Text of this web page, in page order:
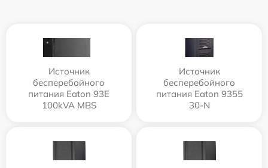
Источник
бесперебойного
питания Eaton 93E
100kVA MBS
Источник
бесперебойного
питания Eaton 9355
30-N